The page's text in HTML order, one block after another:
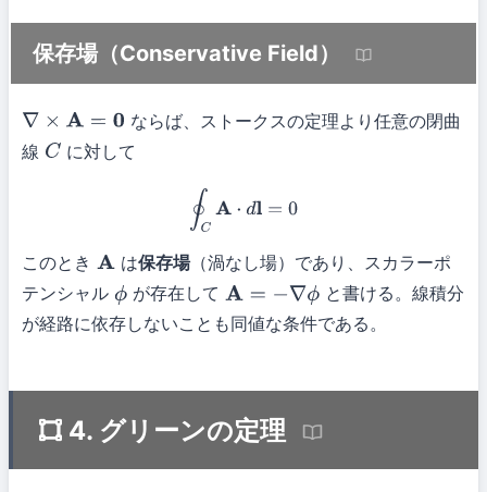
保存場（Conservative Field）
∇× A=0
ならば、ストークスの定理より任意の閉曲
線 C に対して
C dl= 0
このとき A は保存場（渦なし場）であり、スカラーポ
テンシャル ϕが存在して A= −∇ ϕ
と書ける。線積分
が経路に依存しないことも同値な条件である。
4. グリーンの定理